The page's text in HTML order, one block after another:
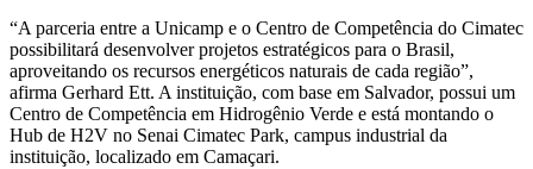
“A parceria entre a Unicamp e o Centro de Competência do Cimatec
possibilitará desenvolver projetos estratégicos para o Brasil,
aproveitando os recursos energéticos naturais de cada região”,
afirma Gerhard Ett. A instituição, com base em Salvador, possui um
Centro de Competência em Hidrogênio Verde e está montando o
Hub de H2V no Senai Cimatec Park, campus industrial da
instituição, localizado em Camaçari.